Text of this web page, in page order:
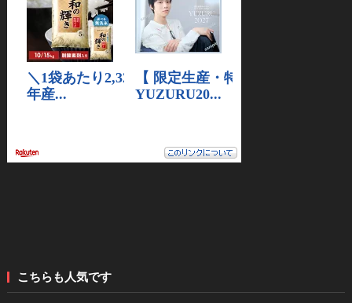
こちらも人気です